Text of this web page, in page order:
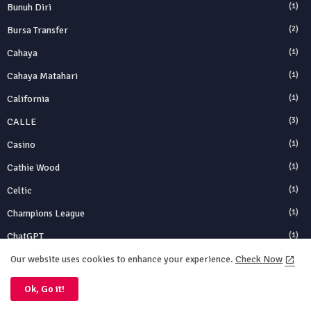
Bunuh Diri (1)
Bursa Transfer (2)
Cahaya (1)
Cahaya Matahari (1)
California (1)
CALLE (3)
Casino (1)
Cathie Wood (1)
Celtic (1)
Champions League (1)
ChatGPT (1)
Chelsea (1)
Chelsea FC
China
Our website uses cookies to enhance your experience. Check Now
Ok, Go it!